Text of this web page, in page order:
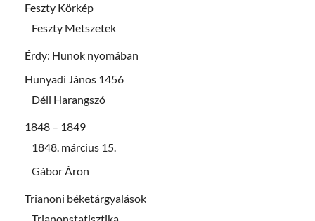
Feszty Körkép
Feszty Metszetek
Érdy: Hunok nyomában
Hunyadi János 1456
Déli Harangszó
1848 – 1849
1848. március 15.
Gábor Áron
Trianoni béketárgyalások